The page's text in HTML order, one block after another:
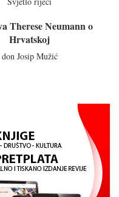
Therese Neumann o
Hrvatskoj
don Josip Mužić